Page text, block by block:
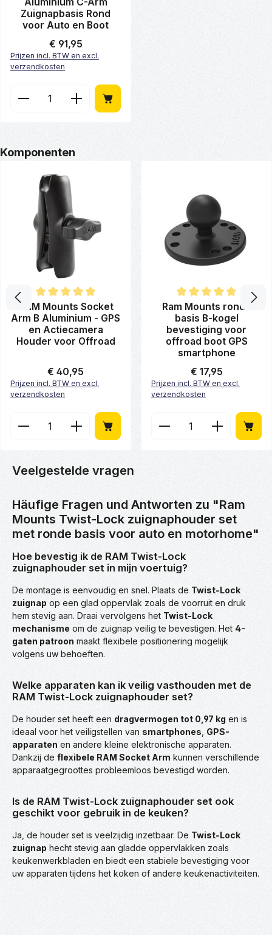
Zuignapbasis Rond
voor Auto en Boot
Normale prijs:
€ 91,95
Prijzen incl. BTW en excl.
verzendkosten
Producthoeveelheid: Voer de gewenste
Productgalerij overslaan
Komponenten
Gemiddelde waardering van 5 van 5 sterren
RAM Mounts Socket
Arm B Aluminium - GPS
en Actiecamera
Houder voor Offroad
Normale prijs:
€ 40,95
Prijzen incl. BTW en excl.
verzendkosten
Producthoeveelheid: Voer de gewenste
Gemiddelde waardering van
Ram Mounts ronde
basis B-kogel
bevestiging voor
offroad boot GPS
smartphone
Normale prijs:
€ 17,95
Prijzen incl. BTW en excl.
verzendkosten
Producthoeveelheid:
Veelgestelde vragen
Häufige Fragen und Antworten zu "Ram
Mounts Twist-Lock zuignaphouder set
met ronde basis voor auto en motorhome"
Hoe bevestig ik de RAM Twist-Lock
zuignaphouder set in mijn voertuig?
De montage is eenvoudig en snel. Plaats de Twist-Lock
zuignap op een glad oppervlak zoals de voorruit en druk
hem stevig aan. Draai vervolgens het Twist-Lock
mechanisme om de zuignap veilig te bevestigen. Het 4-
gaten patroon maakt flexibele positionering mogelijk
volgens uw behoeften.
Welke apparaten kan ik veilig vasthouden met de
RAM Twist-Lock zuignaphouder set?
De houder set heeft een dragvermogen tot 0,97 kg en is
ideaal voor het veiligstellen van smartphones GPS-
apparaten en andere kleine elektronische apparaten.
Dankzij de flexibele RAM Socket Arm kunnen verschillende
apparaatgegroottes probleemloos bevestigd worden.
Is de RAM Twist-Lock zuignaphouder set ook
geschikt voor gebruik in de keuken?
Ja, de houder set is veelzijdig inzetbaar. De Twist-Lock
zuignap hecht stevig aan gladde oppervlakken zoals
keukenwerkbladen en biedt een stabiele bevestiging voor
uw apparaten tijdens het koken of andere keukenactiviteiten.